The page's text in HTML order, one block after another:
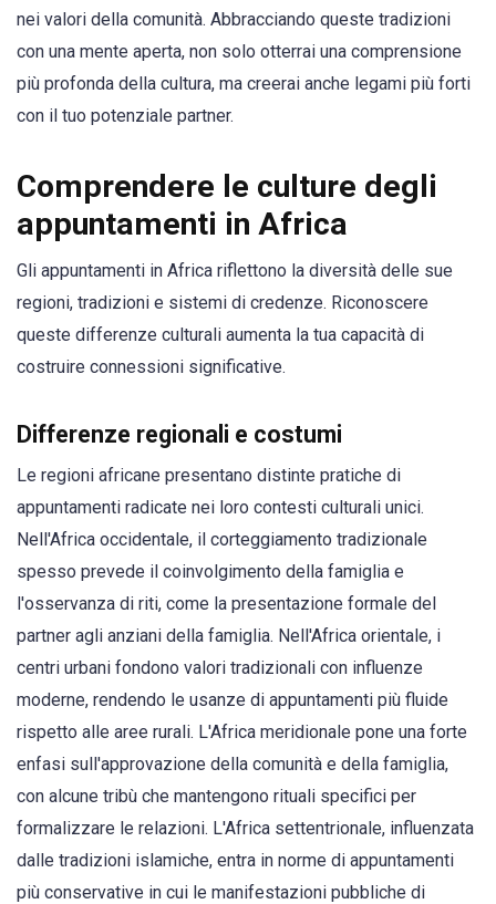
nei valori della comunità. Abbracciando queste tradizioni
con una mente aperta, non solo otterrai una comprensione
più profonda della cultura, ma creerai anche legami più forti
con il tuo potenziale partner.
Comprendere le culture degli
appuntamenti in Africa
Gli appuntamenti in Africa riflettono la diversità delle sue
regioni, tradizioni e sistemi di credenze. Riconoscere
queste differenze culturali aumenta la tua capacità di
costruire connessioni significative.
Differenze regionali e costumi
Le regioni africane presentano distinte pratiche di
appuntamenti radicate nei loro contesti culturali unici.
Nell'Africa occidentale, il corteggiamento tradizionale
spesso prevede il coinvolgimento della famiglia e
l'osservanza di riti, come la presentazione formale del
partner agli anziani della famiglia. Nell'Africa orientale, i
centri urbani fondono valori tradizionali con influenze
moderne, rendendo le usanze di appuntamenti più fluide
rispetto alle aree rurali. L'Africa meridionale pone una forte
enfasi sull'approvazione della comunità e della famiglia,
con alcune tribù che mantengono rituali specifici per
formalizzare le relazioni. L'Africa settentrionale, influenzata
dalle tradizioni islamiche, entra in norme di appuntamenti
più conservative in cui le manifestazioni pubbliche di